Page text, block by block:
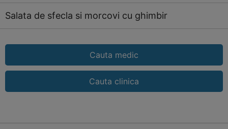
Salata de sfecla si morcovi cu ghimbir
Cauta medic
Cauta clinica